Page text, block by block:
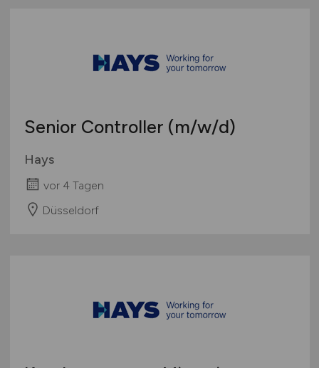
Senior Controller (m/w/d)
Hays
vor 4 Tagen
Düsseldorf